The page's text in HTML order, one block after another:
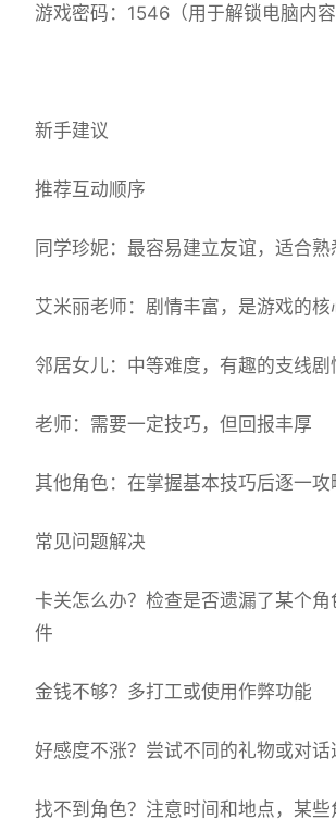
游戏密码：1546（用于解锁电脑内容
新手建议
推荐互动顺序
同学珍妮：最容易建立友谊，适合熟
艾米丽老师：剧情丰富，是游戏的核
邻居女儿：中等难度，有趣的支线剧
老师：需要一定技巧，但回报丰厚
其他角色：在掌握基本技巧后逐一攻
常见问题解决
卡关怎么办？检查是否遗漏了某个
件
金钱不够？多打工或使用作弊功能
好感度不涨？尝试不同的礼物或对话
找不到角色？注意时间和地点，某些